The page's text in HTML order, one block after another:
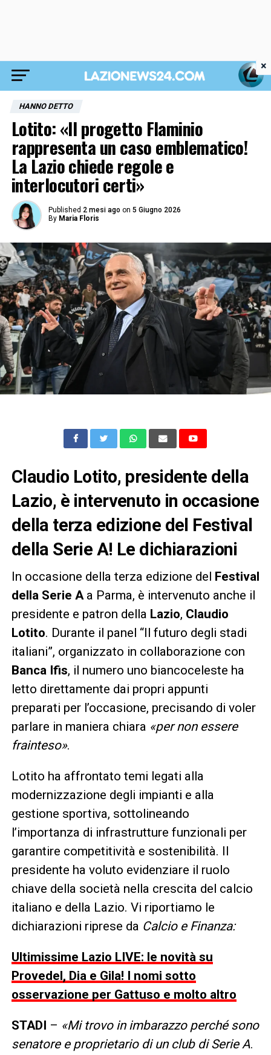
HANNO DETTO
Lotito: «Il progetto Flaminio
rappresenta un caso emblematico!
La Lazio chiede regole e
interlocutori certi»
Published 2 mesi ago on 5 Giugno 2026
By Maria Floris
Claudio Lotito, presidente della
Lazio, è intervenuto in occasione
della terza edizione del Festival
della Serie A! Le dichiarazioni
In occasione della terza edizione del Festival
della Serie Aa Parma, è intervenuto anche il
presidente e patron della Lazio, Claudio
Lotito. Durante il panel “Il futuro degli stadi
italiani”, organizzato in collaborazione con
Banca Ifis, il numero uno biancoceleste ha
letto direttamente dai propri appunti
preparati per l’occasione, precisando di voler
parlare in maniera chiara «per non essere
frainteso».
Lotito ha affrontato temi legati alla
modernizzazione degli impianti e alla
gestione sportiva, sottolineando
l’importanza di infrastrutture funzionali per
garantire competitività e sostenibilità. Il
presidente ha voluto evidenziare il ruolo
chiave della società nella crescita del calcio
italiano e della Lazio. Vi riportiamo le
dichiarazioni riprese da Calcio e Finanza:
Ultimissime Lazio LIVE: le novità su
Provedel, Dia e Gila! I nomi sotto
osservazione per Gattuso e molto altro
STADI – «Mi trovo in imbarazzo perché sono
senatore e proprietario di un club di Serie A.
×